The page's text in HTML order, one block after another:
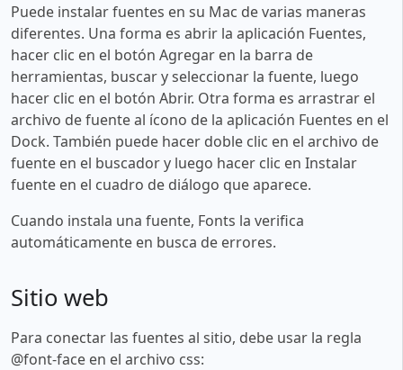
Puede instalar fuentes en su Mac de varias maneras
diferentes. Una forma es abrir la aplicación Fuentes,
hacer clic en el botón Agregar en la barra de
herramientas, buscar y seleccionar la fuente, luego
hacer clic en el botón Abrir. Otra forma es arrastrar el
archivo de fuente al ícono de la aplicación Fuentes en el
Dock. También puede hacer doble clic en el archivo de
fuente en el buscador y luego hacer clic en Instalar
fuente en el cuadro de diálogo que aparece.
Cuando instala una fuente, Fonts la verifica
automáticamente en busca de errores.
Sitio web
Para conectar las fuentes al sitio, debe usar la regla
@font-face en el archivo css: